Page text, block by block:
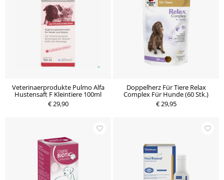
Veterinaerprodukte Pulmo Alfa
Hustensaft F Kleintiere 100ml
€ 29,90
Doppelherz Für Tiere Relax
Complex Für Hunde (60 Stk.)
€ 29,95